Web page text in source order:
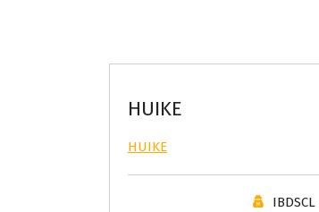
HUIKE
HUIKE
IBDSCL